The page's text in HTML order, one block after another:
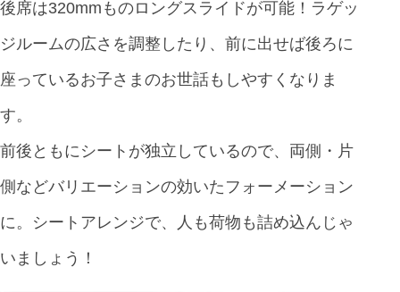
後席は320mmものロングスライドが可能！ラゲッ
ジルームの広さを調整したり、前に出せば後ろに
座っているお子さまのお世話もしやすくなりま
す。
前後ともにシートが独立しているので、両側・片
側などバリエーションの効いたフォーメーション
に。シートアレンジで、人も荷物も詰め込んじゃ
いましょう！